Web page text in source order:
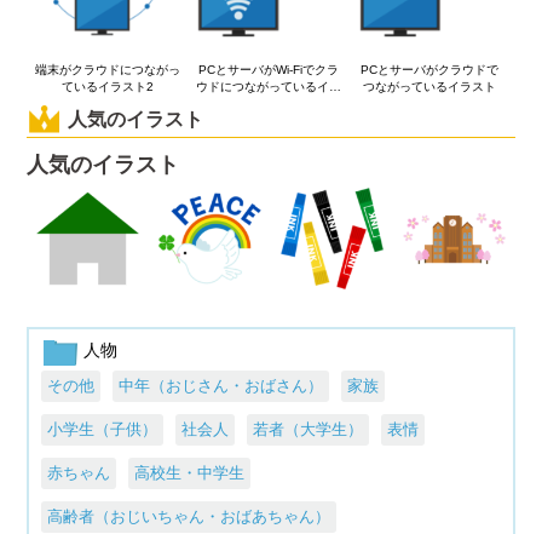
端末がクラウドにつながっ
ているイラスト2
PCとサーバがWi-Fiでクラ
ウドにつながっているイラ
PCとサーバがクラウドで
つながっているイラスト
人気のイラスト
人気のイラスト
人物
その他 中年（おじさん・おばさん） 家族
小学生（子供） 社会人 若者（大学生） 表情
赤ちゃん 高校生・中学生
高齢者（おじいちゃん・おばあちゃん）